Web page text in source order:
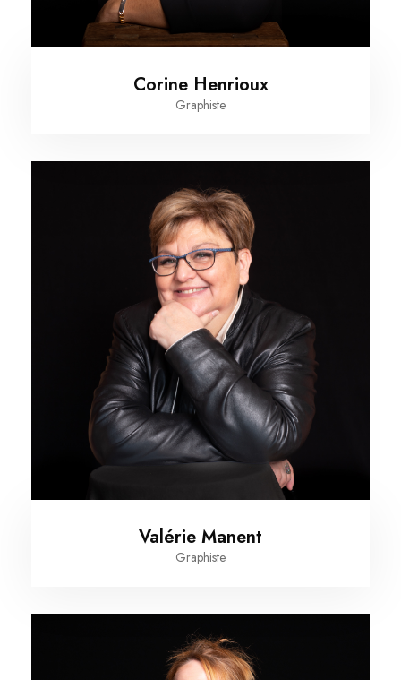
Corine Henrioux
Graphiste
Valérie Manent
Graphiste